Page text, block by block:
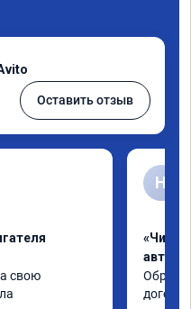
Оставить отзыв
свою
Н
«Чип